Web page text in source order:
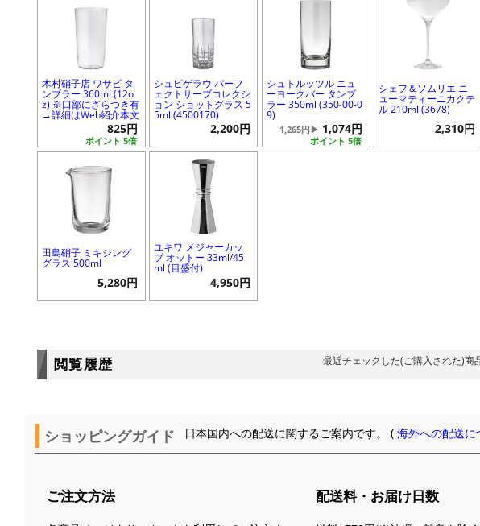
木村硝子店 ワサビ タ
ンブラー 360ml (12o
z) ※口部にざらつき有
→詳細はWeb紹介本文
ポイント 5倍
825円
シュピゲラウ パーフ
ェクトサーブコレクシ
ョン ショットグラス 5
5ml (4500170)
2,200円
シュトルッツル ニュ
ーヨークバー タンブ
ラー 350ml (350-00-0
9)
ポイント 5倍
1,265円▶ 1,074円
シェフ＆ソムリエ ニ
ューマティーニカクテ
ル 210ml (3678)
2,310円
田島硝子 ミキシング
グラス 500ml
5,280円
ユキワ メジャーカッ
プ オットー 33ml/45
ml (目盛付)
4,950円
閲覧履歴 最近チェックした(ご購入された)商
ショッピングガイド 日本国内への配送に関するご案内です。 (海外への配送に
ご注文方法 配送料・お届け日数